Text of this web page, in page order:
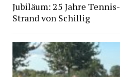
Jubiläum: 25 Jahre
Strand von Schillig